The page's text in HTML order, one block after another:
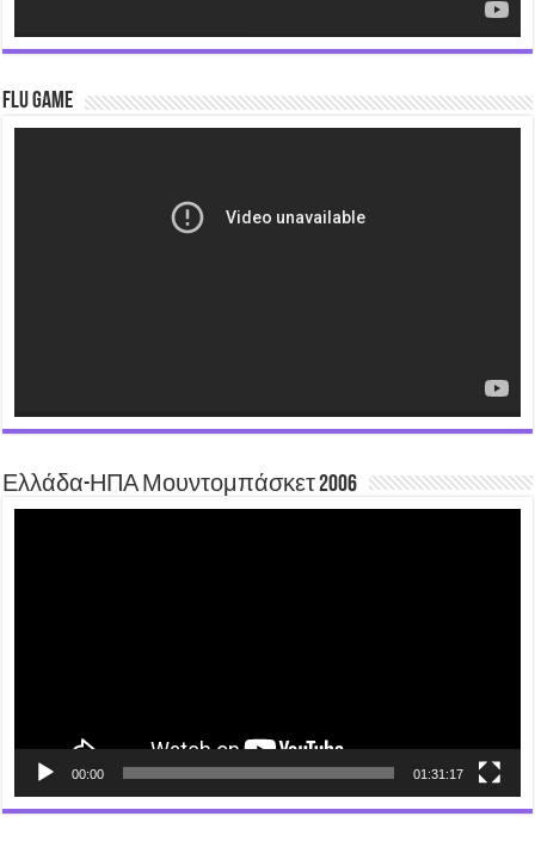
Flu Game
Ελλάδα-ΗΠΑ Μουντομπάσκετ 2006
00:00 01:31:17